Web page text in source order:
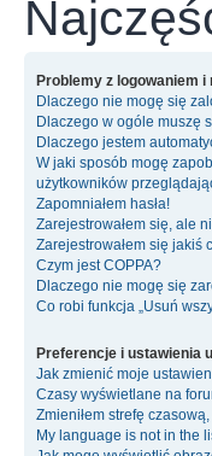
Problemy z logowaniem
Dlaczego nie mogę się
Dlaczego w ogóle muszę
Dlaczego jestem
W jaki sposób mogę
użytkowników
Zapomniałem hasła!
Zarejestrowałem się, ale
Zarejestrowałem się jakiś
Czym jest COPPA?
Dlaczego nie mogę się
Co robi funkcja „Usuń
Preferencje i ustawienia
Jak zmienić moje
Czasy wyświetlane na
Zmieniłem strefę
My language is not in the